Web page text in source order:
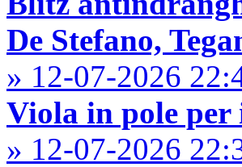
De Stefano,
» 12-07-2026
Viola in pole per
» 12-07-2026